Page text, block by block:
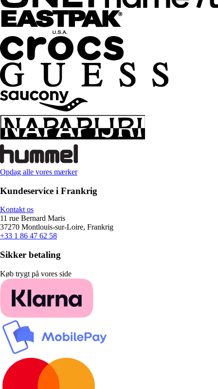
Opdag alle vores mærker
Kundeservice i Frankrig
Kontakt os
11 rue Bernard Maris
37270 Montlouis-sur-Loire, Frankrig
+33 1 86 47 62 58
Sikker betaling
Køb trygt på vores side